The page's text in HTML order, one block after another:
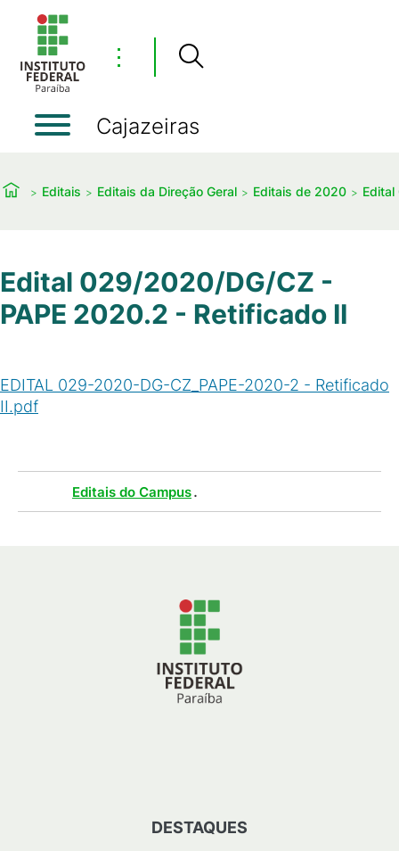
⋮
Cajazeiras
Editais Editais da Direção Geral Editais de 2020
Edital 029/2020/DG/CZ -
PAPE 2020.2 - Retificado II
EDITAL 029-2020-DG-CZ_PAPE-2020-2 - Retificado
II.pdf
Editais do Campus.
DESTAQUES